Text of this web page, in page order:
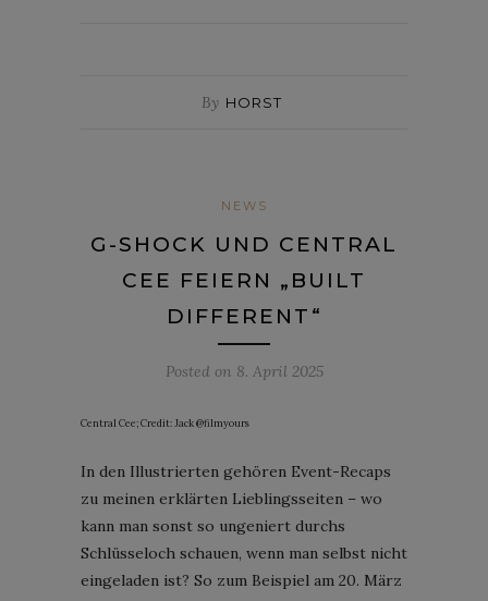
By HORST
NEWS
G-SHOCK UND CENTRAL
CEE FEIERN „BUILT
DIFFERENT“
Posted on 8. April 2025
Central Cee; Credit: Jack @filmyours
In den Illustrierten gehören Event-Recaps
zu meinen erklärten Lieblingsseiten – wo
kann man sonst so ungeniert durchs
Schlüsseloch schauen, wenn man selbst nicht
eingeladen ist? So zum Beispiel am 20. März